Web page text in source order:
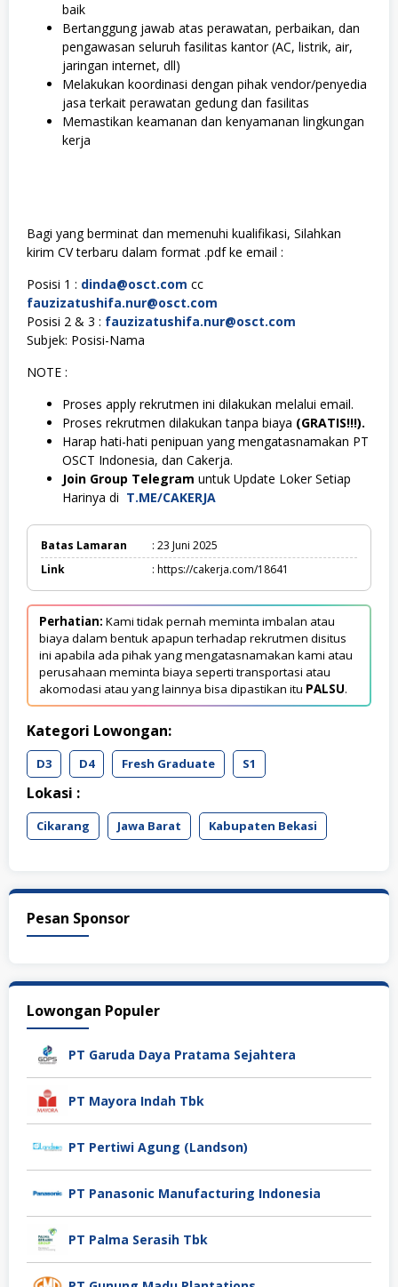
baik
Bertanggung jawab atas perawatan, perbaikan, dan
pengawasan seluruh fasilitas kantor (AC, listrik, air,
jaringan internet, dll)
Melakukan koordinasi dengan pihak vendor/penyedia
jasa terkait perawatan gedung dan fasilitas
Memastikan keamanan dan kenyamanan lingkungan
kerja
Bagi yang berminat dan memenuhi kualifikasi, Silahkan
kirim CV terbaru dalam format .pdf ke email :
Posisi 1 : dinda@osct.com cc
fauzizatushifa.nur@osct.com
Posisi 2 & 3 : fauzizatushifa.nur@osct.com
Subjek: Posisi-Nama
NOTE :
Proses apply rekrutmen ini dilakukan melalui email.
Proses rekrutmen dilakukan tanpa biaya (GRATIS!!!).
Harap hati-hati penipuan yang mengatasnamakan PT
OSCT Indonesia, dan Cakerja.
Join Group Telegram untuk Update Loker Setiap
Harinya di T.ME/CAKERJA
Batas Lamaran
: 23 Juni 2025
Link
: https://cakerja.com/18641
Perhatian: Kami tidak pernah meminta imbalan atau
biaya dalam bentuk apapun terhadap rekrutmen disitus
ini apabila ada pihak yang mengatasnamakan kami atau
perusahaan meminta biaya seperti transportasi atau
akomodasi atau yang lainnya bisa dipastikan itu PALSU.
Kategori Lowongan:
D3 D4 Fresh Graduate S1
Lokasi :
Cikarang Jawa Barat Kabupaten Bekasi
Pesan Sponsor
Lowongan Populer
PT Garuda Daya Pratama Sejahtera
PT Mayora Indah Tbk
PT Pertiwi Agung (Landson)
PT Panasonic Manufacturing Indonesia
PT Palma Serasih Tbk